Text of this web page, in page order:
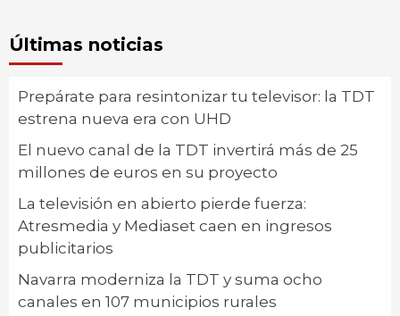
Últimas noticias
Prepárate para resintonizar tu televisor: la TDT
estrena nueva era con UHD
El nuevo canal de la TDT invertirá más de 25
millones de euros en su proyecto
La televisión en abierto pierde fuerza:
Atresmedia y Mediaset caen en ingresos
publicitarios
Navarra moderniza la TDT y suma ocho
canales en 107 municipios rurales